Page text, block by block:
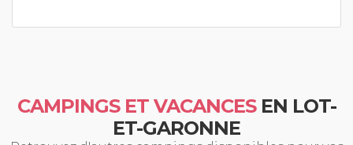
CAMPINGS ET VACANCESEN LOT-
ET-GARONNE